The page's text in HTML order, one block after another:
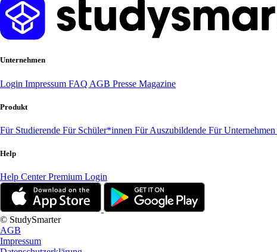
Unternehmen
Login Impressum FAQ AGB Presse Magazine
Produkt
Für Studierende Für Schüler*innen Für Auszubildende Für Unternehmen
Help
Help CenterPremium Login
© StudySmarter
AGB
Impressum